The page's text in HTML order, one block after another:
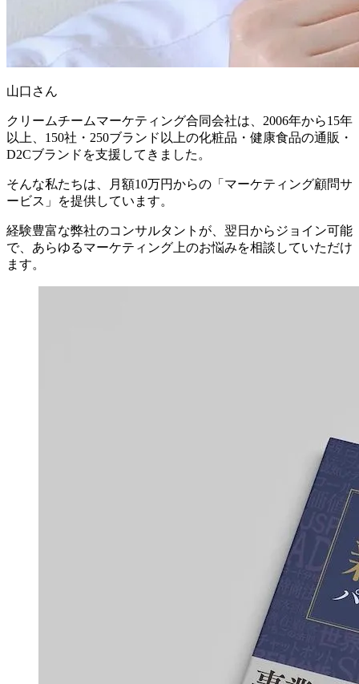
山口さん
クリームチームマーケティング合同会社は、 2006年から15年
以上、150社・250ブランド以上の化粧品・健康食品の通販・
D2Cブランドを支援 してきました。
そんな私たちは、
月額10万円からの「マーケティング顧問サ
ービス」を提供しています。
経験豊富な弊社のコンサルタントが、翌日からジョイン可能
で、あらゆるマーケティング上のお悩みを相談していただけ
ます。